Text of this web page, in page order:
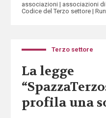
associazioni
associazioni
Codice del Terzo settore
Terzo settore
La legge
profila una